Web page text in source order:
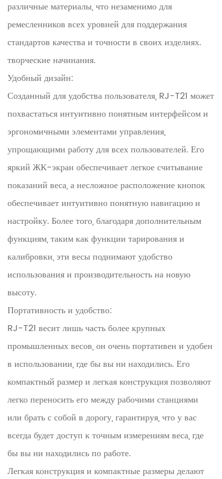
различные материалы, что незаменимо для
ремесленников всех уровней для поддержания
стандартов качества и точности в своих изделиях.
творческие начинания.
Удобный дизайн:
Созданный для удобства пользователя, RJ-T21 может
похвастаться интуитивно понятным интерфейсом и
эргономичными элементами управления,
упрощающими работу для всех пользователей. Его
яркий ЖК-экран обеспечивает легкое считывание
показаний веса, а несложное расположение кнопок
обеспечивает интуитивно понятную навигацию и
настройку. Более того, благодаря дополнительным
функциям, таким как функции тарирования и
калибровки, эти весы поднимают удобство
использования и производительность на новую
высоту.
Портативность и удобство:
RJ-T21 весит лишь часть более крупных
промышленных весов, он очень портативен и удобен
в использовании, где бы вы ни находились. Его
компактный размер и легкая конструкция позволяют
легко переносить его между рабочими станциями
или брать с собой в дорогу, гарантируя, что у вас
всегда будет доступ к точным измерениям веса, где
бы вы ни находились по работе.
Легкая конструкция и компактные размеры делают